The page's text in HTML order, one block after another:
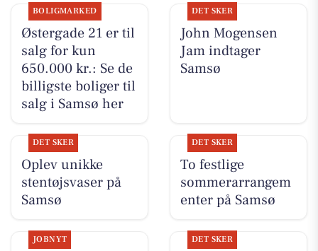
BOLIGMARKED
Østergade 21 er til
salg for kun
650.000 kr.: Se de
billigste boliger til
salg i Samsø her
DET SKER
John Mogensen
Jam indtager
Samsø
DET SKER
Oplev unikke
stentøjsvaser på
Samsø
DET SKER
To festlige
sommerarrangem
enter på Samsø
JOBNYT DET SKER